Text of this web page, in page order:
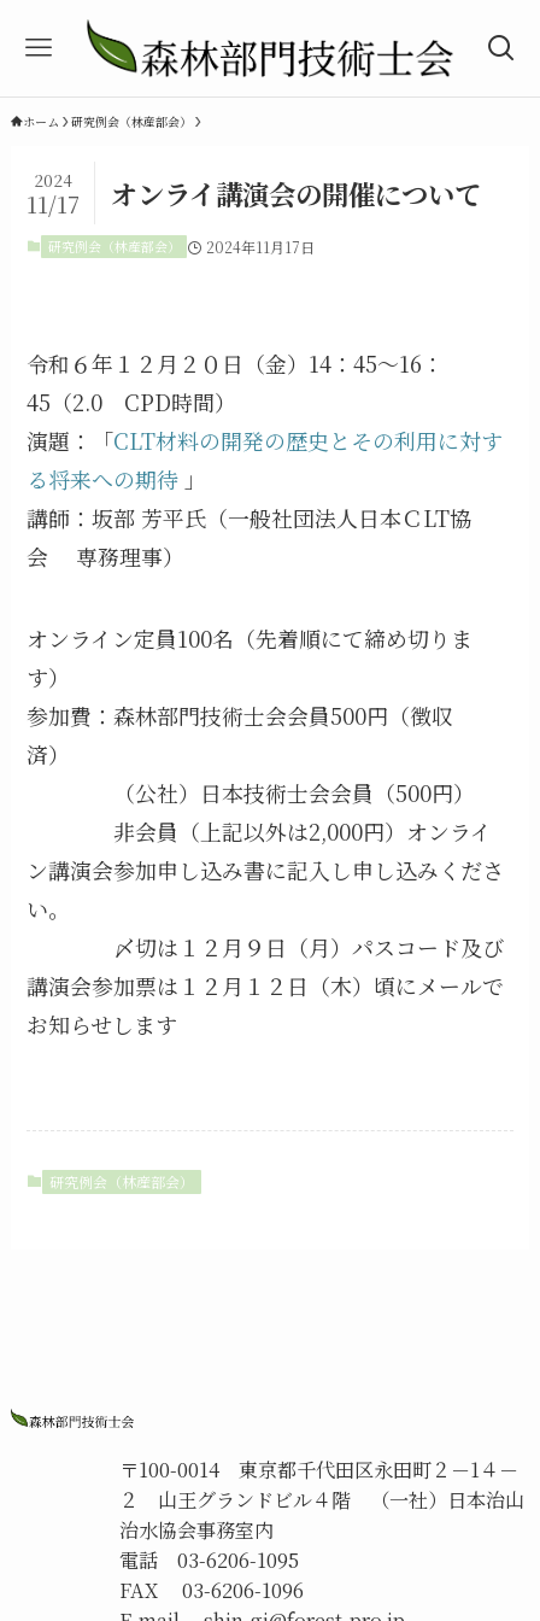
ホーム 研究例会（林産部会）
オンライ講演会の開催について
2024
11/17
研究例会（林産部会） 2024年11月17日
令和６年１２月２０日（金）14：45～16：
45（2.0 CPD時間）
演題：「CLT材料の開発の歴史とその利用に対す
る将来への期待 」
講師：坂部 芳平氏（一般社団法人日本ＣLT協
会 専務理事）
オンライン定員100名（先着順にて締め切りま
す）
参加費：森林部門技術士会会員500円（徴収
済）
（公社）日本技術士会会員（500円）
非会員（上記以外は2,000円）オンライ
ン講演会参加申し込み書に記入し申し込みくださ
い。
〆切は１２月９日（月）パスコード及び
講演会参加票は１２月１２日（木）頃にメールで
お知らせします
研究例会（林産部会）
〒100-0014 東京都千代田区永田町２－1４－
２ 山王グランドビル４階 （一社）日本治山
治水協会事務室内
電話 03-6206-1095
FAX 03-6206-1096